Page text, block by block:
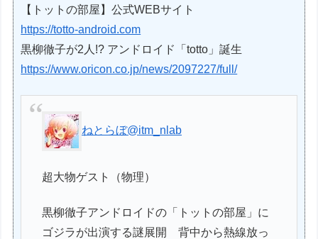
【トットの部屋】公式WEBサイト
https://totto-android.com
黒柳徹子が2人!? アンドロイド「totto」誕生
https://www.oricon.co.jp/news/2097227/full/
ねとらぼ@itm_nlab
超大物ゲスト（物理）
黒柳徹子アンドロイドの「トットの部屋」に
ゴジラが出演する謎展開 背中から熱線放っ